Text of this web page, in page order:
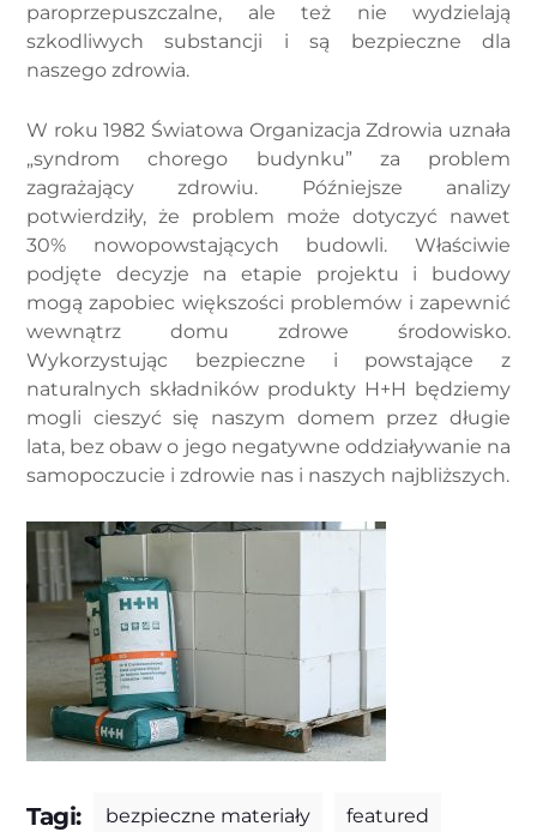
paroprzepuszczalne, ale też nie wydzielają
szkodliwych substancji i są bezpieczne dla
naszego zdrowia.
W roku 1982 Światowa Organizacja Zdrowia uznała
„syndrom chorego budynku” za problem
zagrażający zdrowiu. Późniejsze analizy
potwierdziły, że problem może dotyczyć nawet
30% nowopowstających budowli. Właściwie
podjęte decyzje na etapie projektu i budowy
mogą zapobiec większości problemów i zapewnić
wewnątrz domu zdrowe środowisko.
Wykorzystując bezpieczne i powstające z
naturalnych składników produkty H+H będziemy
mogli cieszyć się naszym domem przez długie
lata, bez obaw o jego negatywne oddziaływanie na
samopoczucie i zdrowie nas i naszych najbliższych.
Tagi: bezpieczne materiały featured